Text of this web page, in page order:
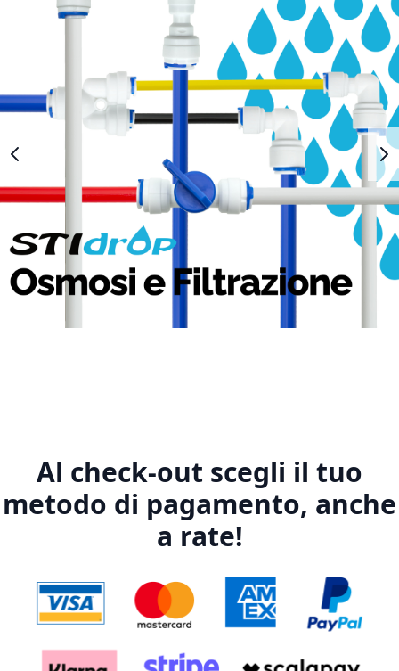
Al check-out scegli il tuo
metodo di pagamento, anche
a rate!